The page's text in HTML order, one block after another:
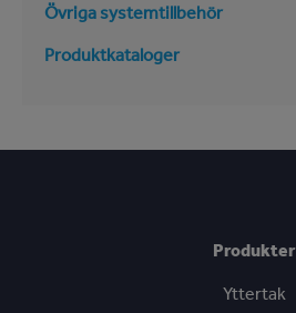
Övriga systemtillbehör
Produktkataloger
Produkter
Yttertak